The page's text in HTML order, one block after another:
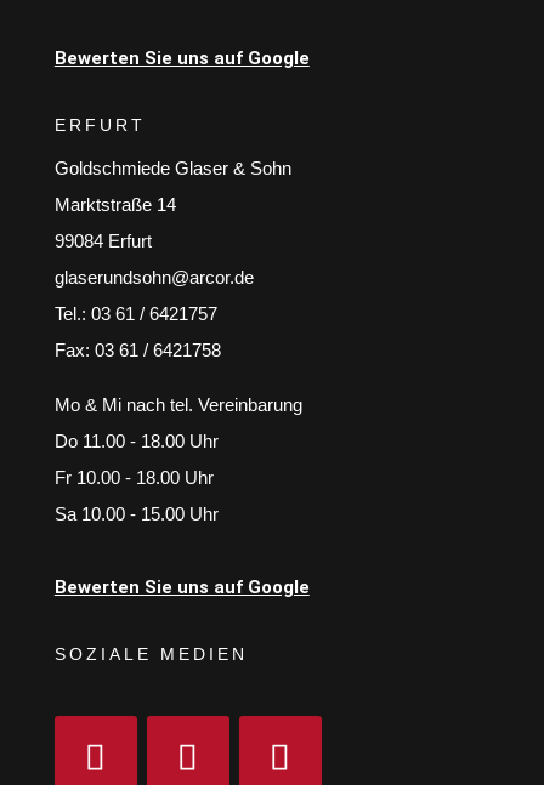
Bewerten Sie uns auf Google
ERFURT
Goldschmiede Glaser & Sohn
Marktstraße 14
99084 Erfurt
glaserundsohn@arcor.de
Tel.: 03 61 / 6421757
Fax: 03 61 / 6421758
Mo & Mi nach tel. Vereinbarung
Do 11.00 - 18.00 Uhr
Fr 10.00 - 18.00 Uhr
Sa 10.00 - 15.00 Uhr
Bewerten Sie uns auf Google
SOZIALE MEDIEN